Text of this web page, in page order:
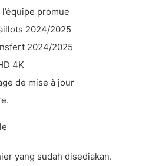
promue
2024/2025
2024/2025
4K
de mise à jour
yang sudah disediakan.